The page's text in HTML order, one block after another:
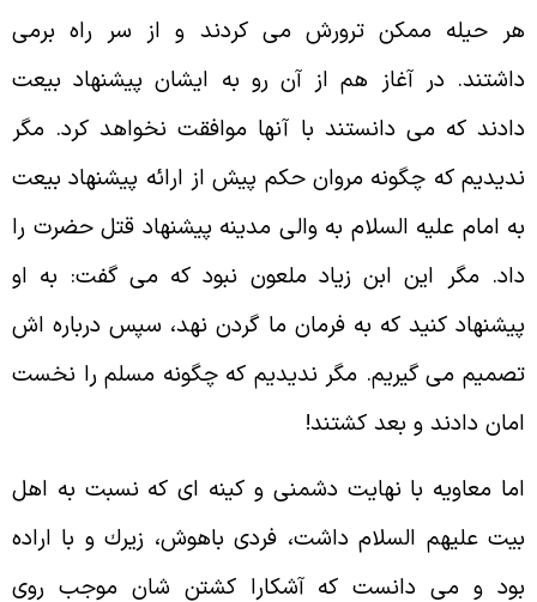
حيله ممكن ترورش مى كردند و از سر راه برمى
در آغاز هم از آن رو به ايشان پيشنهاد بيعت
كه مى دانستند با آنها موافقت نخواهد كرد. مگر
كه چگونه مروان حكم پيش از ارائه پيشنهاد بيعت
امام عليه السلام به والى مدينه پيشنهاد قتل حضرت را
مگر اين ابن زياد ملعون نبود كه مى گفت: به او
كنيد كه به فرمان ما گردن نهد، سپس درباره اش
مى گيريم. مگر نديديم كه چگونه مسلم را نخست
دادند و بعد كشتند!
معاويه با نهايت دشمنى و كينه اى كه نسبت به اهل
عليهم السلام داشت، فردى باهوش، زيرك و با اراده
و مى دانست كه آشكارا كشتن شان موجب روى